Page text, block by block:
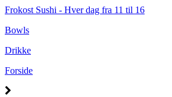
Frokost Sushi - Hver dag fra 11 til 16
Bowls
Drikke
Forside